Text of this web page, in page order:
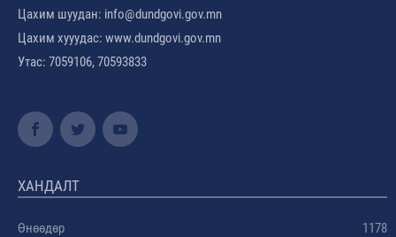
Цахим шуудан: info@dundgovi.gov.mn
Цахим хууудас: www.dundgovi.gov.mn
Утас: 7059106, 70593833
ХАНДАЛТ
Өнөөдөр 1178